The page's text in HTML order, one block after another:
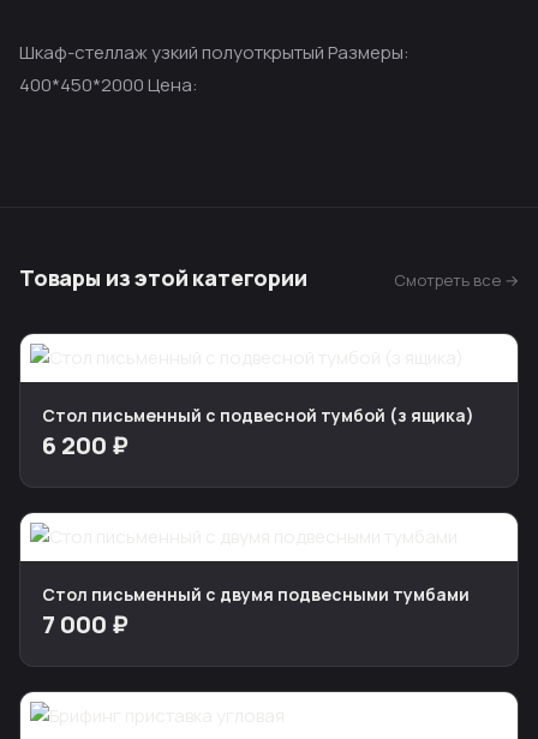
Шкаф-стеллаж узкий полуоткрытый Размеры:
400*450*2000 Цена:
Товары из этой категории Смотреть все →
Стол письменный с подвесной тумбой (з ящика)
6 200 ₽
Стол письменный с двумя подвесными тумбами
7 000 ₽